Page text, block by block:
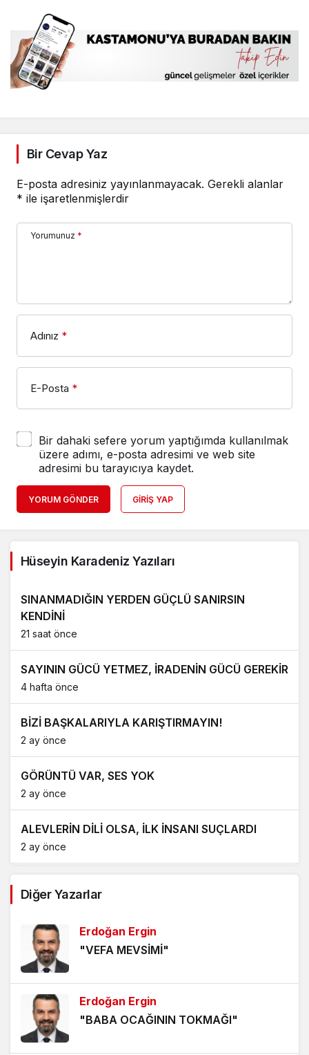
Bir Cevap Yaz
E-posta adresiniz yayınlanmayacak. Gerekli alanlar
* ile işaretlenmişlerdir
Yorumunuz *
Adınız *
E-Posta *
Bir dahaki sefere yorum yaptığımda kullanılmak
üzere adımı, e-posta adresimi ve web site
adresimi bu tarayıcıya kaydet.
YORUM GÖNDER GIRIŞ YAP
Hüseyin Karadeniz Yazıları
SINANMADIĞIN YERDEN GÜÇLÜ SANIRSIN
KENDİNİ
21 saat önce
SAYININ GÜCÜ YETMEZ, İRADENİN GÜCÜ GEREKİR
4 hafta önce
BİZİ BAŞKALARIYLA KARIŞTIRMAYIN!
2 ay önce
GÖRÜNTÜ VAR, SES YOK
2 ay önce
ALEVLERİN DİLİ OLSA, İLK İNSANI SUÇLARDI
2 ay önce
3 ay önce
BİR HİKÂYENİN ARDINDAN
4 ay önce
4 ay önce
BECERİKSİZLİK
Diğer Yazarlar
Erdoğan Ergin
"VEFA MEVSİMİ"
Erdoğan Ergin
"BABA OCAĞININ TOKMAĞI"